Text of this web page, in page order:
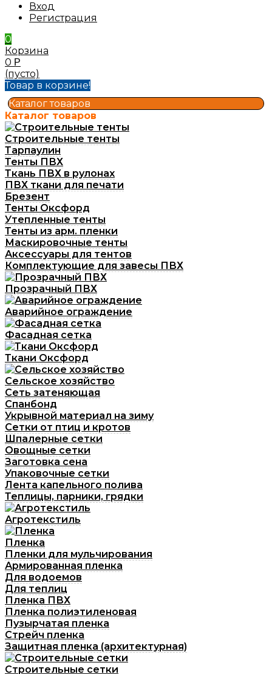
Вход
Регистрация
0
Корзина
0 Р
(пусто)
Товар в корзине!
Каталог товаров
Каталог товаров
Строительные тенты
Тарпаулин
Тенты ПВХ
Ткань ПВХ в рулонах
ПВХ ткани для печати
Брезент
Тенты Оксфорд
Утепленные тенты
Тенты из арм. пленки
Маскировочные тенты
Аксессуары для тентов
Комплектующие для завесы ПВХ
Прозрачный ПВХ
Аварийное ограждение
Фасадная сетка
Ткани Оксфорд
Сельское хозяйство
Сеть затеняющая
Спанбонд
Укрывной материал на зиму
Сетки от птиц и кротов
Шпалерные сетки
Овощные сетки
Заготовка сена
Упаковочные сетки
Лента капельного полива
Теплицы, парники, грядки
Агротекстиль
Пленка
Пленки для мульчирования
Армированная пленка
Для водоемов
Для теплиц
Пленка ПВХ
Пленка полиэтиленовая
Пузырчатая пленка
Cтрейч пленка
Защитная пленка (архитектурная)
Строительные сетки